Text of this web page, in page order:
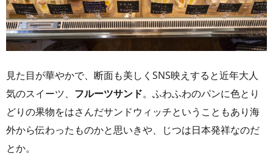
見た目が華やかで、断面も美しくSNS映えすると近年大人
気のスイーツ、 フルーツサンド。ふわふわのパンに色とり
どりの果物をはさんだサンドウィッチということもあり海
外から伝わったものかと思いきや、じつは日本発祥なのだ
とか。